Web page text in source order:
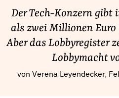
Unsere Schwerpunkte
Lobbykontrolle und Regeln
Lobbyismus und Klima
Macht der Digitalkonzerne
Spenden & Fördern
Der Tech-Konzern gibt
als zwei Millionen
Aber das Lobbyregister
Lobbymacht
von Verena Leyendecker